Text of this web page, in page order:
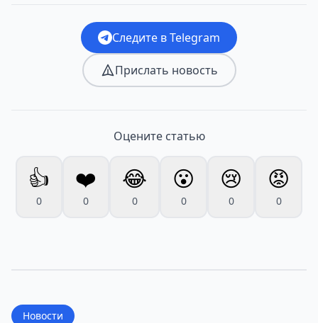
Следите в Telegram
Прислать новость
Оцените статью
👍
0
❤️
0
😂
0
😮
0
😢
0
😡
0
Новости